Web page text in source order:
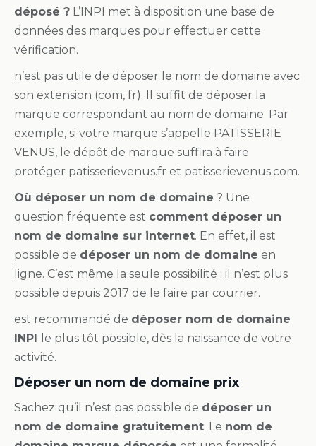
déposé ? L’INPI met à disposition une base de
données des marques pour effectuer cette
vérification.
n’est pas utile de déposer le nom de domaine avec
son extension (com, fr). Il suffit de déposer la
marque correspondant au nom de domaine. Par
exemple, si votre marque s’appelle PATISSERIE
VENUS, le dépôt de marque suffira à faire
protéger patisserievenus.fr et patisserievenus.com.
Où déposer un nom de domaine ? Une
question fréquente est comment déposer un
nom de domaine sur internet. En effet, il est
possible de déposer un nom de domaine en
ligne. C’est même la seule possibilité : il n’est plus
possible depuis 2017 de le faire par courrier.
est recommandé de déposer nom de domaine
INPI le plus tôt possible, dès la naissance de votre
activité.
Déposer un nom de domaine prix
Sachez qu’il n’est pas possible de déposer un
nom de domaine gratuitement. Le nom de